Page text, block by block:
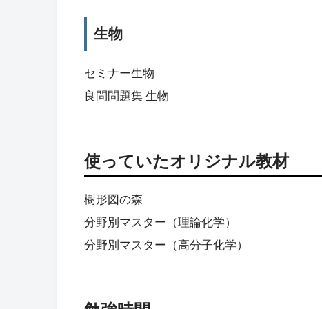
生物
セミナー生物
良問問題集 生物
使っていたオリジナル教材
樹形図の森
分野別マスター（理論化学）
分野別マスター（高分子化学）